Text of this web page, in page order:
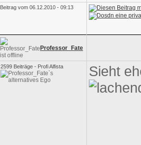
Beitrag vom 06.12.2010 - 09:13
Professor_Fate
2599 Beiträge - Profi Alfista Sieht